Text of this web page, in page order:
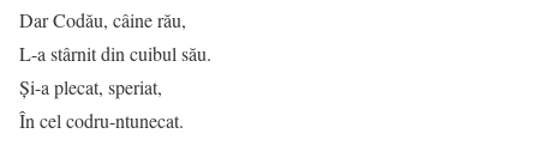
Dar Codău, câine rău,
L-a stârnit din cuibul său.
Şi-a plecat, speriat,
În cel codru-ntunecat.